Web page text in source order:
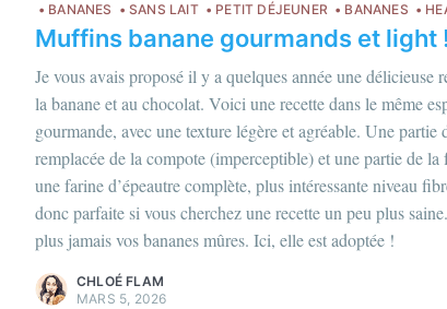
BANANES
SANS LAIT PETIT DÉJEUNER BANANES
Muffins banane gourmands et light !
Je vous avais proposé il y a quelques année une délicieuse
la banane et au chocolat. Voici une recette dans le même
gourmande, avec une texture légère et agréable. Une partie
remplacée de la compote (imperceptible) et une partie de la
une farine d’épeautre complète, plus intéressante niveau
donc parfaite si vous cherchez une recette un peu plus
plus jamais vos bananes mûres. Ici, elle est adoptée !
savoir plus sur moic'est ici!
lesmagazines etplus
CHLOÉ FLAM
MARS 5, 2026